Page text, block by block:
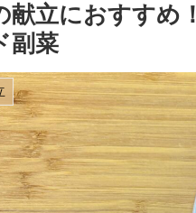
献立におすすめ
副菜